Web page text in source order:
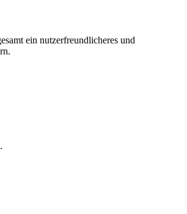
ein nutzerfreundlicheres und